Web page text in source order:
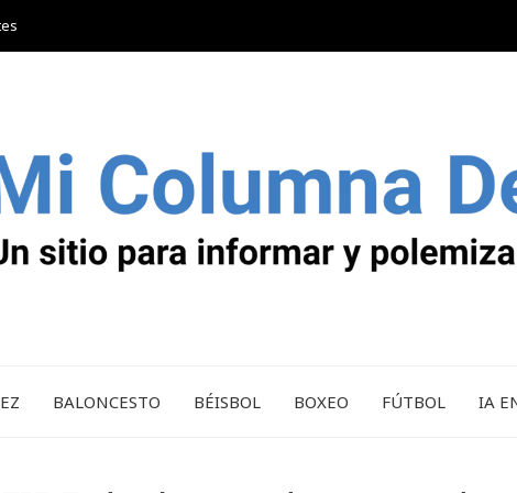
BALONCESTO BÉISBOL BOXEO FÚTBOL IA